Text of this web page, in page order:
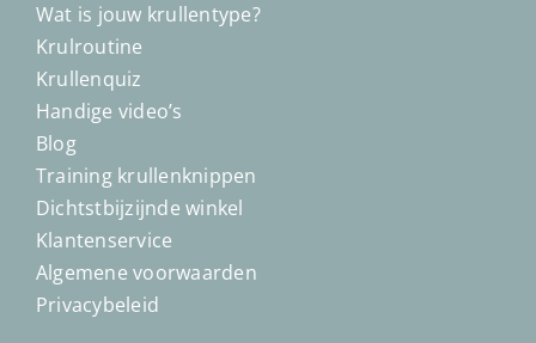
Wat is jouw krullentype?
Krulroutine
Krullenquiz
Handige video’s
Blog
Training krullenknippen
Dichtstbijzijnde winkel
Klantenservice
Algemene voorwaarden
Privacybeleid